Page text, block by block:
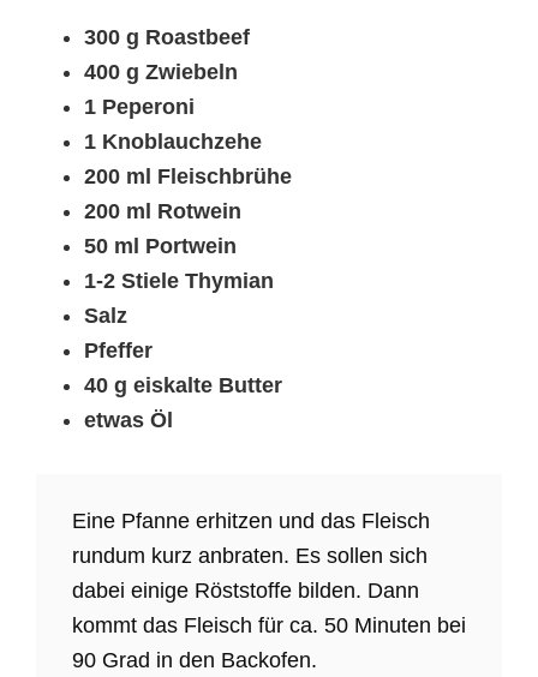
300 g Roastbeef
400 g Zwiebeln
1 Peperoni
1 Knoblauchzehe
200 ml Fleischbrühe
200 ml Rotwein
50 ml Portwein
1-2 Stiele Thymian
Salz
Pfeffer
40 g eiskalte Butter
etwas Öl
Eine Pfanne erhitzen und das Fleisch
rundum kurz anbraten. Es sollen sich
dabei einige Röststoffe bilden. Dann
kommt das Fleisch für ca. 50 Minuten bei
90 Grad in den Backofen.